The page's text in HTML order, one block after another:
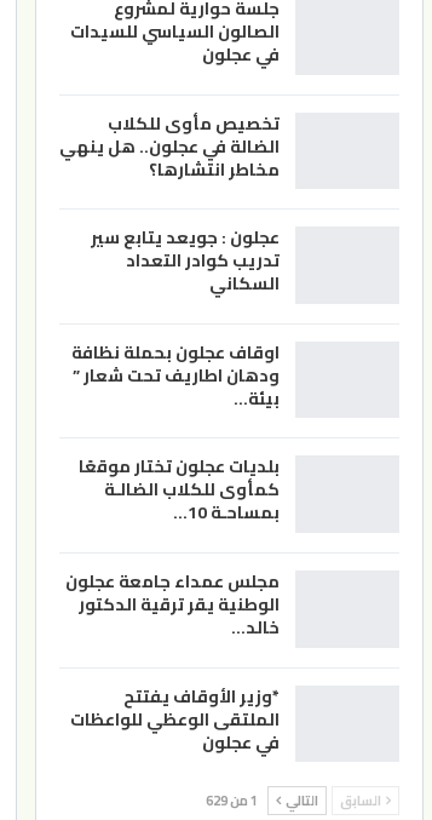
جلسة حوارية لمشروع
الصالون السياسي للسيدات
في عجلون
تخصيص مأوى للكلاب
الضالة في عجلون.. هل ينهي
مخاطر انتشارها؟
عجلون : جويعد يتابع سير
تدريب كوادر التعداد
السكاني
اوقاف عجلون بحملة نظافة
ودهان اطاريف تحت شعار ”
بيئة…
بلديات عجلون تختار موقعًا
كمأوى للكلاب الضالـة
بمساحـة 10…
مجلس عمداء جامعة عجلون
الوطنية يقر ترقية الدكتور
خالد…
*وزير الأوقاف يفتتح
الملتقى الوعظي للواعظات
في عجلون
السابق التالي 1 من 629